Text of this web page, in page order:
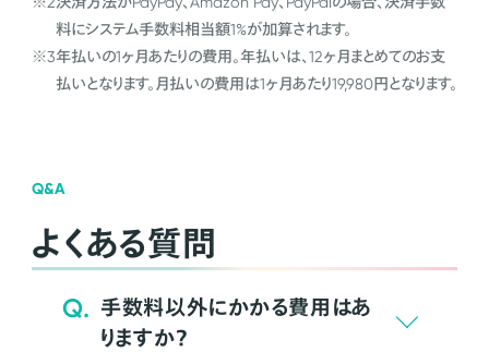
料にシステム手数料相当額1%が加算されます。
※3年払いの1ヶ月あたりの費用。年払いは、12ヶ月まとめてのお支
払いとなります。月払いの費用は1ヶ月あたり19,980円となります。
Q&A
よくある質問
Q. 手数料以外にかかる費用はあ
りますか？